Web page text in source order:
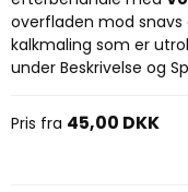
overfladen mod
kalkmaling som er
under Beskrivelse og
Pris fra 45,00 DKK